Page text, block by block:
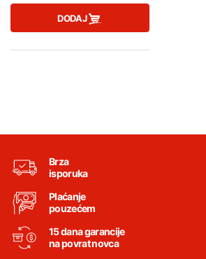
DODAJ
Brza
isporuka
Plaćanje
pouzećem
15 dana garancije
na povrat novca